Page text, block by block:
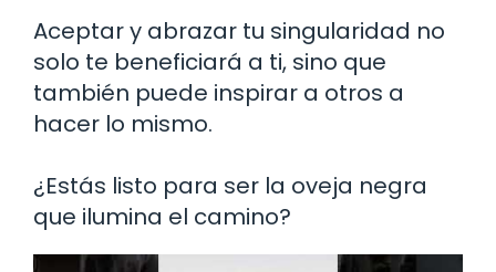
Aceptar y abrazar tu singularidad no
solo te beneficiará a ti, sino que
también puede inspirar a otros a
hacer lo mismo.
¿Estás listo para ser la oveja negra
que ilumina el camino?